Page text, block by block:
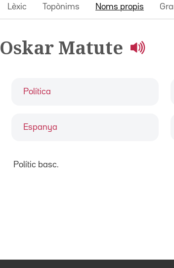
Lèxic Topònims Noms propis
Oskar Matute
Política
Espanya
Polític basc.